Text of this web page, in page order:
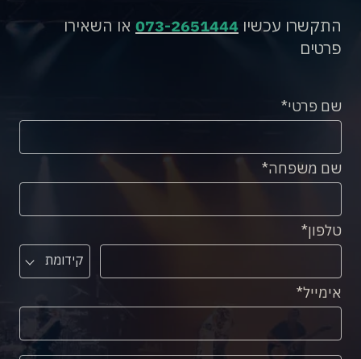
התקשרו עכשיו 073-2651444 או השאירו
פרטים
שם פרטי
שם משפחה
טלפון
קידומת
אימייל